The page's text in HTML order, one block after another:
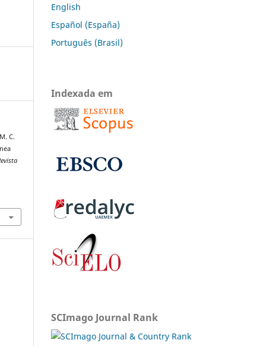
C.
English
Español (España)
Português (Brasil)
Indexada em
SCImago Journal Rank